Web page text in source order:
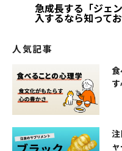
急成長する「ジェ
入するなら知って
人気記事